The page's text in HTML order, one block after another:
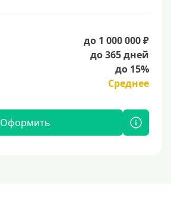
до 1 000 000 ₽
до 365 дней
до 15%
Среднее
Оформить